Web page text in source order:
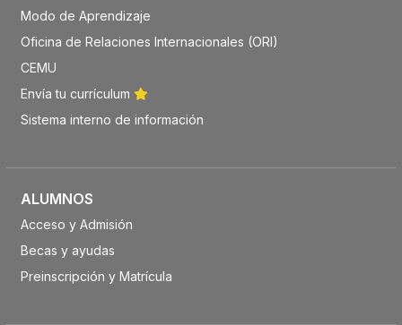
Modo de Aprendizaje
Oficina de Relaciones Internacionales (ORI)
CEMU
Envía tu currículum
Sistema interno de información
ALUMNOS
Acceso y Admisión
Becas y ayudas
Preinscripción y Matrícula